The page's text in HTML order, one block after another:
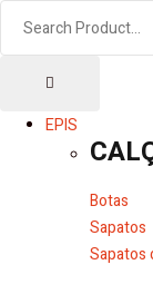
EPIS
Botas
Sapatos
Sapatos